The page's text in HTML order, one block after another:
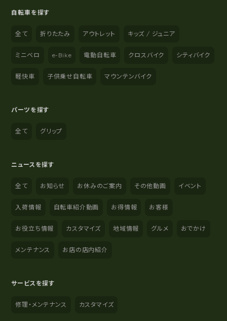
自転車を探す
全て 折りたたみ アウトレット キッズ / ジュニア
ミニベロ e-Bike 電動自転車 クロスバイク シティバイク
軽快車 子供乗せ自転車 マウンテンバイク
パーツを探す
全て グリップ
ニュースを探す
全て お知らせ お休みのご案内 その他動画 イベント
入荷情報 自転車紹介動画 お得情報 お客様
お役立ち情報 カスタマイズ 地域情報 グルメ おでかけ
メンテナンス お店の店内紹介
サービスを探す
修理・メンテナンス カスタマイズ